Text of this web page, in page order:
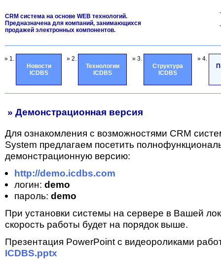
CRM система на основе WEB технологий.
Предназначена для компаний, занимающихся
продажей электронных компонентов.
» 1.
Новости
ICDBS
» 2.
Технологии
ICDBS
» 3.
Структура
ICDBS
» 4.
» Демонстрационная версия
Для ознакомления с возможностями CRM
System предлагаем посетить
демонстрационную версию:
http://demo.icdbs.com
логин: demo
пароль: demo
При установки системы на сервере в Вашей
скорость работы будет на порядок выше.
Презентация PowerPoint с видеороликами
ICDBS.pptx